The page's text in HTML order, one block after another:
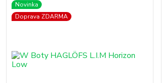
Novinka
Doprava ZDARMA